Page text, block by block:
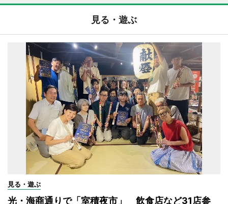
見る・遊ぶ
見る・遊ぶ
光・海商通りで「室積夜市」 飲食店など31店参